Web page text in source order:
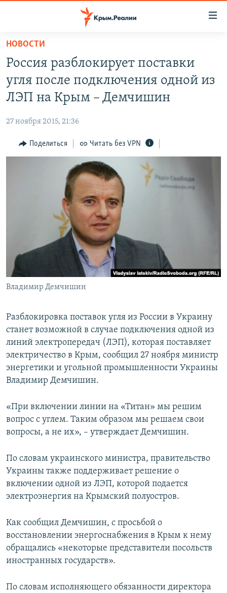
Вернуться
основному
содержанию
Вернутся
главной
навигации
Вернутся
СПЕЦПРОЕКТЫ
ГРУЗ 200
11 ЛЕТ ОККУПАЦИИ КРЫМА. 11 ИСТОРИЙ СОПРОТИВЛЕНИЯ
ВОДА
ЕЩЕ
ИНТЕРАКТИВ
ТЕЛЕПРОЕКТ КРЫМ.РЕАЛИИ
СОВЕТЫ ПРАВОЗАЩИТНИКОВ
ПРОПАВШИЕ БЕЗ ВЕСТИ
ПОБЕДИТЕЛЕЙ НЕ СУДЯТ?
КРЫМ.НЕПОКОРЕННЫЙ
УКРАИНСКАЯ ПРОБЛЕМА КРЫМА
РАДІО СВОБОДА
КАК ОБОЙТИ БЛОКИРОВКУ
ПРИСОЕДИНЯЙТЕСЬ!
НОВОСТИ
Россия разблокирует поставки
угля после подключения одной из
ЛЭП на Крым – Демчишин
27 ноября 2015, 21:36
Поделиться Читать без VPN
Владимир Демчишин
Разблокировка поставок угля из России в Украину
станет возможной в случае подключения одной из
линий электропередач (ЛЭП), которая поставляет
электричество в Крым, сообщил 27 ноября министр
энергетики и угольной промышленности Украины
Владимир Демчишин.
«При включении линии на «Титан» мы решим
вопрос с углем. Таким образом мы решаем свои
вопросы, а не их», – утверждает Демчишин.
По словам украинского министра, правительство
Украины также поддерживает решение о
включении одной из ЛЭП, которой подается
электроэнергия на Крымский полуостров.
Как сообщил Демчишин, с просьбой о
восстановлении энергоснабжения в Крым к нему
обращались «некоторые представители посольств
иностранных государств».
По словам исполняющего обязанности директора